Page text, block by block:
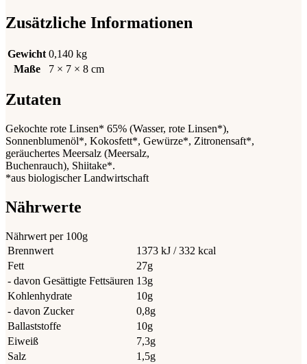
Zusätzliche Informationen
Gewicht 0,140 kg
Maße
7 × 7 × 8 cm
Zutaten
Gekochte rote Linsen* 65% (Wasser, rote Linsen*),
Sonnenblumenöl*, Kokosfett*, Gewürze*, Zitronensaft*,
geräuchertes Meersalz (Meersalz,
Buchenrauch), Shiitake*.
*aus biologischer Landwirtschaft
Nährwerte
Nährwert per 100g
Brennwert
1373 kJ / 332 kcal
Fett
27g
- davon Gesättigte Fettsäuren 13g
Kohlenhydrate
10g
- davon Zucker
0,8g
Ballaststoffe
10g
Eiweiß
7,3g
Salz
1,5g